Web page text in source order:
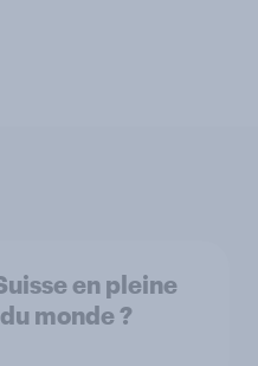
en pleine
monde ?